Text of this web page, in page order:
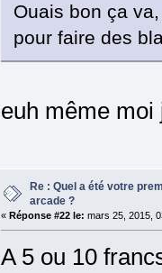
Ouais bon ça
pour faire des
euh même
Re : Quel a été votre
arcade ?
« Réponse #22 le: mars 25, 2015,
A 5 ou 10